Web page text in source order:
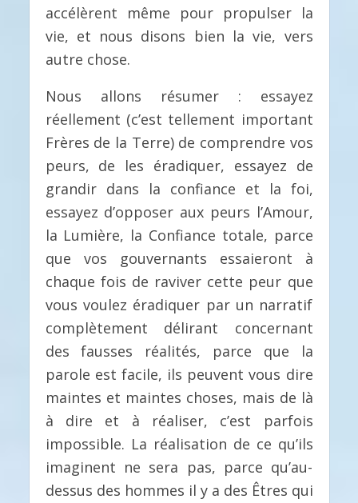
accélèrent même pour propulser la
vie, et nous disons bien la vie, vers
autre chose.
Nous allons résumer : essayez
réellement (c’est tellement important
Frères de la Terre) de comprendre vos
peurs, de les éradiquer, essayez de
grandir dans la confiance et la foi,
essayez d’opposer aux peurs l’Amour,
la Lumière, la Confiance totale, parce
que vos gouvernants essaieront à
chaque fois de raviver cette peur que
vous voulez éradiquer par un narratif
complètement délirant concernant
des fausses réalités, parce que la
parole est facile, ils peuvent vous dire
maintes et maintes choses, mais de là
à dire et à réaliser, c’est parfois
impossible. La réalisation de ce qu’ils
imaginent ne sera pas, parce qu’au-
dessus des hommes il y a des Êtres qui